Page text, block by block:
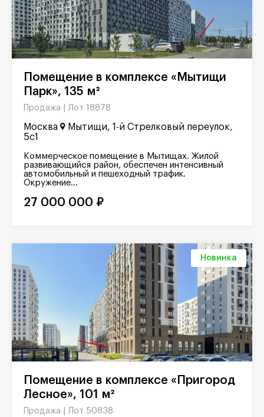
Парк», 135 м²
Продажа | Лот 18878
Москва
Мытищи, 1-й Стрелковый переулок,
5с1
Коммерческое помещение в Мытищах. Жилой
развивающийся район, обеспечен интенсивный
автомобильный и пешеходный трафик.
Окружение...
27 000 000 ₽
Новинка
Лесное», 101 м²
Продажа | Лот 50838